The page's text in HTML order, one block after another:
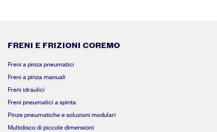
FRENI E FRIZIONI COREMO
Freni a pinza pneumatici
Freni a pinza manuali
Freni idraulici
Freni pneumatici a spinta
Pinze pneumatiche e soluzioni modulari
Multidisco di piccole dimensioni